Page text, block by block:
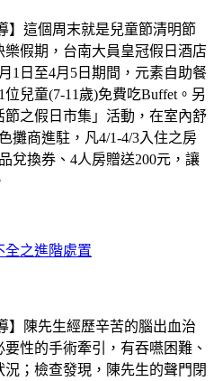
】這個周末就是兒童節清明節
假期，台南大員皇冠假日酒店
1日至4月5日期間，元素自助餐
兒童(7-11歲)免費吃Buffet。另
之假日市集」活動，在室內舒
攤商進駐，凡4/1-4/3入住之房
兌換券、4人房贈送200元，讓
全之進階處置
】陳先生經歷辛苦的腦出血治
性的手術牽引，有吞嚥困難、
；檢查發現，陳先生的聲門閉